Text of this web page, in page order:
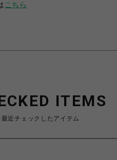
こちら
ITEMS
最近チェックしたアイテム